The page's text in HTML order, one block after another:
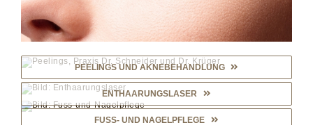
PEELINGS UND AKNEBEHANDLUNG
ENTHAARUNGSLASER
FUSS- UND NAGELPFLEGE